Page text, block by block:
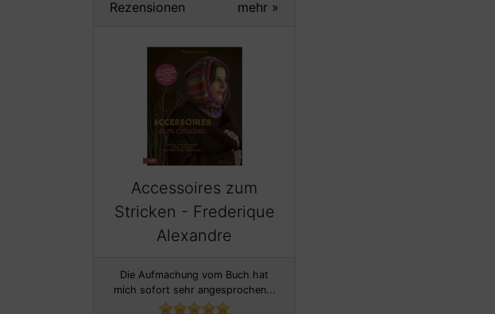
Rezensionen mehr »
Accessoires zum
Stricken - Frederique
Alexandre
Die Aufmachung vom Buch hat
mich sofort sehr angesprochen...